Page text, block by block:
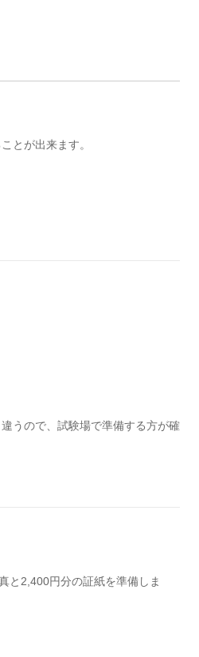
とが出来ます。
うので、試験場で準備する方が確
と2,400円分の証紙を準備しま